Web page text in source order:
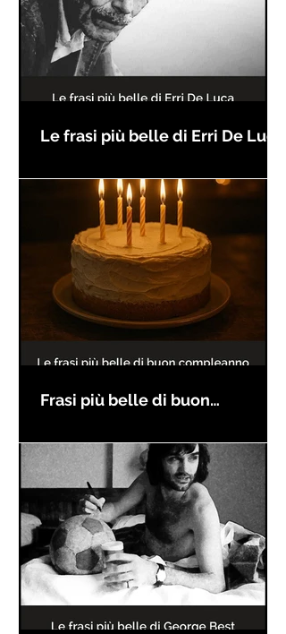
Le frasi più belle di Erri De Luca
Frasi più belle di buon